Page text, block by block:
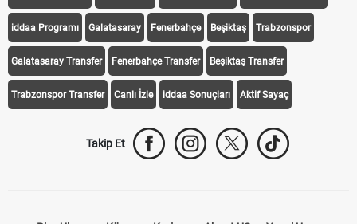
Transfer Haberleri TV'de Bugün Süper Lig Fikstür Süper Lig Haberleri
iddaa Programı Galatasaray Fenerbahçe Beşiktaş Trabzonspor
Galatasaray Transfer Fenerbahçe Transfer Beşiktaş Transfer
Trabzonspor Transfer Canlı İzle iddaa Sonuçları Aktif Sayaç